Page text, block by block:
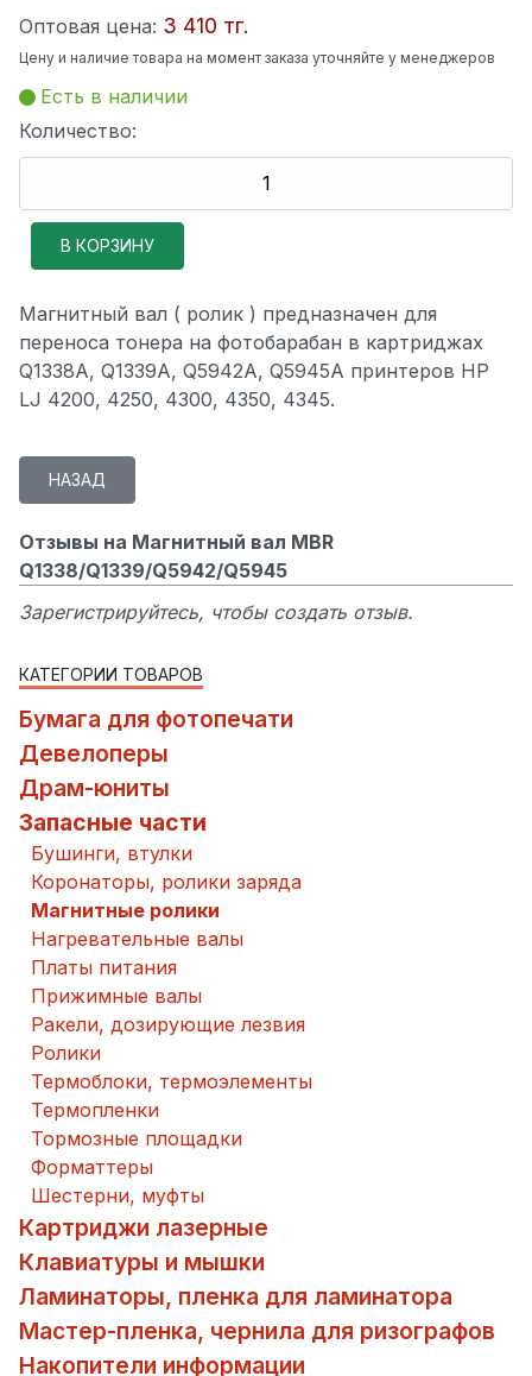
Оптовая цена: 3 410 тг.
Цену и наличие товара на момент заказа уточняйте у менеджеров
Есть в наличии
Количество:
Магнитный вал ( ролик ) предназначен для
переноса тонера на фотобарабан в картриджах
Q1338A, Q1339A, Q5942A, Q5945A принтеров HP
LJ 4200, 4250, 4300, 4350, 4345.
Отзывы на Магнитный вал MBR
Q1338/Q1339/Q5942/Q5945
Зарегистрируйтесь, чтобы создать отзыв.
КАТЕГОРИИ ТОВАРОВ
Бумага для фотопечати
Девелоперы
Драм-юниты
Запасные части
Бушинги, втулки
Коронаторы, ролики заряда
Магнитные ролики
Нагревательные валы
Платы питания
Прижимные валы
Ракели, дозирующие лезвия
Ролики
Термоблоки, термоэлементы
Термопленки
Тормозные площадки
Форматтеры
Шестерни, муфты
Картриджи лазерные
Клавиатуры и мышки
Ламинаторы, пленка для ламинатора
Мастер-пленка, чернила для ризографов
Накопители информации